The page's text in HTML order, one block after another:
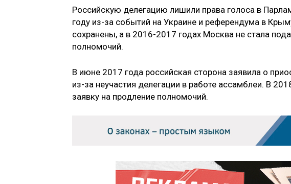
Российскую делегацию лишили права голоса в
году из-за событий на Украине и референдума в
сохранены, а в 2016-2017 годах Москва не стала
полномочий.
В июне 2017 года российская сторона заявила о
из-за неучастия делегации в работе ассамблеи. В
заявку на продление полномочий.